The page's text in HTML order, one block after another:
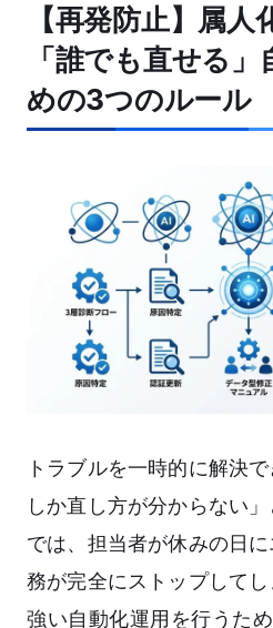
【再発防止】属人
「誰でも直せる
めの3つのルール
トラブルを一時的に解決
しか直し方が分からない」
では、担当者が休みの日
務が完全にストップして
強い自動化運用を行うた